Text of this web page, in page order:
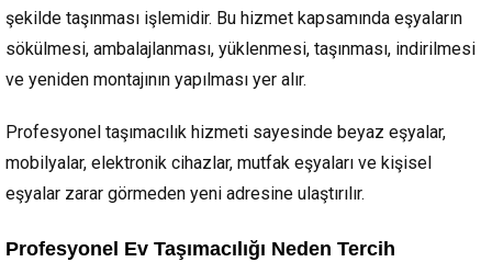
şekilde taşınması işlemidir. Bu hizmet kapsamında eşyaların
sökülmesi, ambalajlanması, yüklenmesi, taşınması, indirilmesi
ve yeniden montajının yapılması yer alır.
Profesyonel taşımacılık hizmeti sayesinde beyaz eşyalar,
mobilyalar, elektronik cihazlar, mutfak eşyaları ve kişisel
eşyalar zarar görmeden yeni adresine ulaştırılır.
Profesyonel Ev Taşımacılığı Neden Tercih